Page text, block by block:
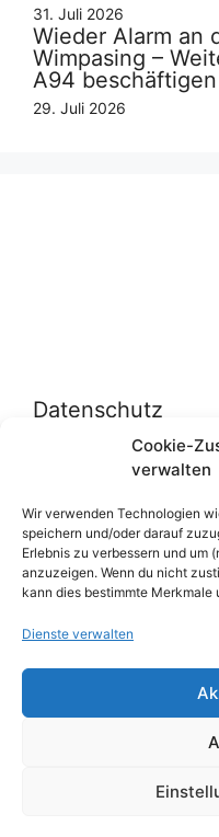
Cookie-
verwalten
Wir verwenden Technologien
speichern und/oder darauf
Erlebnis zu verbessern und um
anzuzeigen. Wenn du nicht
kann dies bestimmte
Dienste verwalten
31. Juli 2026
Wieder Alarm an
Wimpasing –
A94
29. Juli 2026
Datenschutz
Datenschutzerklärung
Cookie-Richtlinie
Über uns
Impressum
Werben auf inn-sider
Einkaufen bei INN-